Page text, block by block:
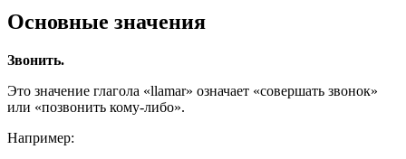
Основные значения
Звонить.
Это значение глагола «llamar» означает «совершать звонок»
или «позвонить кому-либо».
Например: